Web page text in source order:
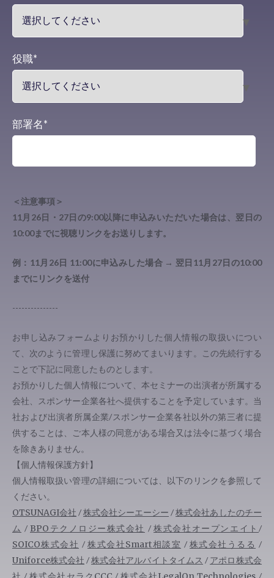
役職*
部署名*
＜注意事項＞
11月26日・27日の9:00以降に申込みいただいた場合は、翌日の
10:00までに視聴リンクをお送りします。
例：11月26日 11:00に申込みした場合 → 翌日11月27日の10:00
までにリンクを送付
---------------
お申し込みフォームよりお預かりした個人情報の取扱いについ
て、次のように管理し保護に努めてまいります。この先続行する
ことで下記に同意したものとします。
お預かりした個人情報について、本セミナーの出演者が所属する
会社、スポンサー企業各社へ提供することを予定しています。当
社および出演者所属企業/スポンサー企業各社以外の第三者に提
供することは、ご本人様の同意がある場合又は法令に基づく場合
を除きありません。
【個人情報保護方針】
個人情報取扱い管理の詳細については、以下のリンクを参照して
ください。
OTSUNAGI会社 /株式会社シーエーシー /株式会社あしたのチー
ム / BPOテクノロジー株式会社 / 株式会社オープンエイト /
SOICO株式会社 / 株式会社Smart相談室 / 株式会社うるる /
Uniforce株式会社 /株式会社アルバイトタイムス / アポロ株式会
/ / /